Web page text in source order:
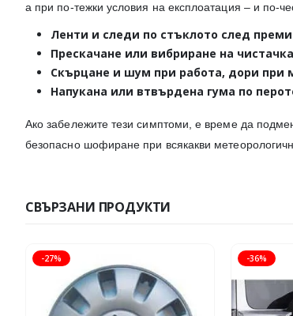
а при по-тежки условия на експлоатация – и по-
Ленти и следи по стъклото след
Прескачане или вибриране на
Скърцане и шум при работа, дори при
Напукана или втвърдена гума по
Ако забележите тези симптоми, е време да
безопасно шофиране при всякакви
СВЪРЗАНИ ПРОДУКТИ
-27% -36%